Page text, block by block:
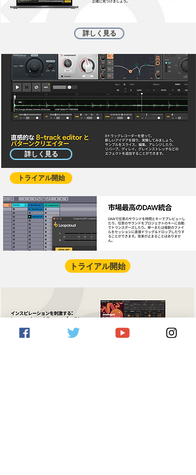
詳しく見る
詳しく見る
トライアル開始
トライアル開始